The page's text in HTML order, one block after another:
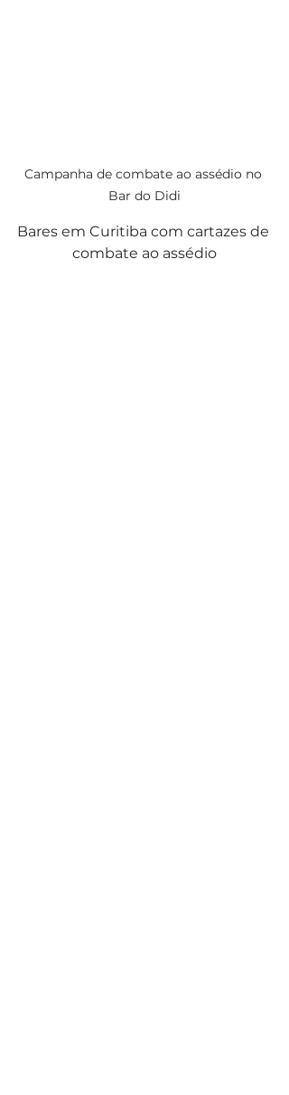
Campanha de combate ao assédio no
Bar do Didi
Bares em Curitiba com cartazes de
combate ao assédio